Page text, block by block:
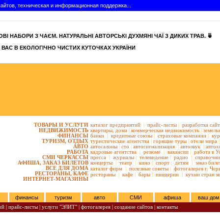
техническая и информационная поддержка...
НАБОРИ З ЧАЄМ. НАТУРАЛЬНІ АВТОРСЬКІ ДУХМЯНІ ЧАЇ З ДИКИХ ТРАВ. 🍵
В ЕКОЛОГІЧНО ЧИСТИХ КУТОЧКАХ УКРАЇНИ
ТОВАРЫ И УСЛУГИ
НЕДВИЖИМОСТЬ
ФИНАНСЫ
ТУРИЗМ, ОТДЫХ
АВТО
РАБОТА
СМИ ЧЕРКАССЫ
АФИША, ЗАКАЗ БИЛЕТОВ
ВСЕ ДЛЯ ДОМА
РЕСТОРАНЫ, КАФЕ
ИНТЕРНЕТ-МАГАЗИНЫ
каталог предприятий | прайс-листы | разработка
квартиры, дома | коммерческая недвижимость |
банки | кредитные союзы | страховые компании |
туристические агентства | горящие туры | отели мира |
автосалоны | сто | автосигнализация | автозвук |
кадровые агентства | резюме | вакансии | работа в
пресса | журналы | телевидение | радио |
концерты | театр | кино | спорт | детям | заказ
каталог фирм | полезные советы | фотогалерея г.
рестораны | кафе | бары | пиццерии | кухни стран
финансы туризм авто СМИ афиша ваш дом
| прайс-листы | услуги "ЭЛИТ" | фотогалерея | создание сайтов | контакты